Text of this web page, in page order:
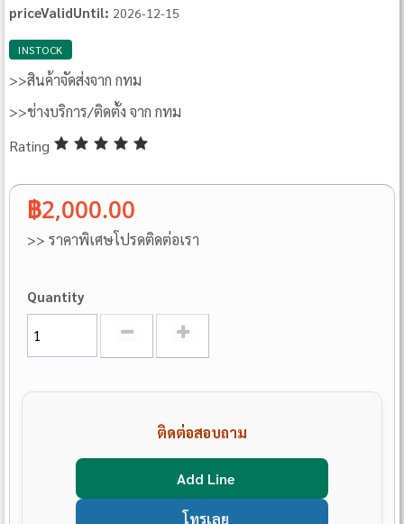
priceValidUntil: 2026-12-15
INSTOCK
>>สินค้าจัดส่งจาก กทม
>>ช่างบริการ/ติดตั้ง จาก กทม
Rating
฿2,000.00
>> ราคาพิเศษโปรดติดต่อเรา
Quantity
ติดต่อสอบถาม
Add Line
โทรเลย